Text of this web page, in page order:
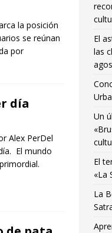
la posición
se reúnan
por
día
Alex PerDel
El mundo
El
las
Un
El
«La
La